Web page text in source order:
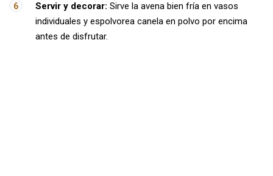
Servir y decorar: Sirve la avena bien fría en vasos
individuales y espolvorea canela en polvo por encima
antes de disfrutar.